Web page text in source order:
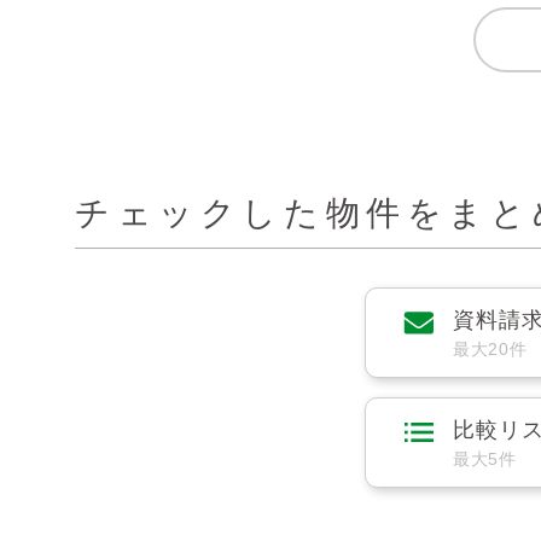
チェックした物件をまと
資料請
最大20件
比較リ
最大5件